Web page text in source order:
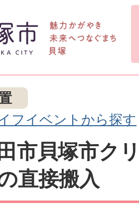
フイベントから探す
市貝塚市ク
直接搬入